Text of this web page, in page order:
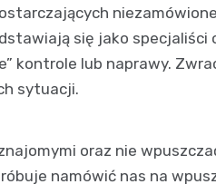
się jako specjaliści
kontrole lub naprawy.
sytuacji.
oraz nie
namówić nas na